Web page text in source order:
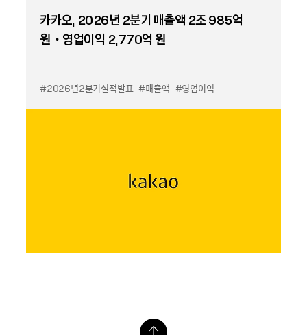
카카오, 2026년 2분기 매출액 2조 985억
원・영업이익 2,770억 원
#2026년2분기실적발표 #매출액 #영업이익